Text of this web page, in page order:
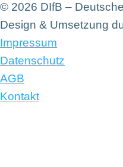
© 2026 DIfB –
Design & Umsetzung
Impressum
Datenschutz
AGB
Kontakt